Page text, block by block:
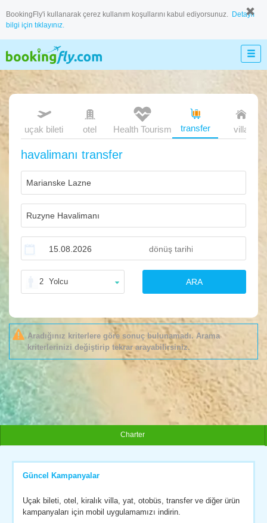
BookingFly'i kullanarak çerez kullanım koşullarını kabul ediyorsunuz. Detaylı
bilgi için tıklayınız.
uçak bileti otel transfer villa
Health Tourism
havalimanı transfer
2 Yolcu ARA
Aradığınız kriterlere göre sonuç bulunamadı. Arama
kriterlerinizi değiştirip tekrar arayabilirsiniz.
Charter
Güncel Kampanyalar
Uçak bileti, otel, kiralık villa, yat, otobüs, transfer ve diğer ürün
kampanyaları için mobil uygulamamızı indirin.